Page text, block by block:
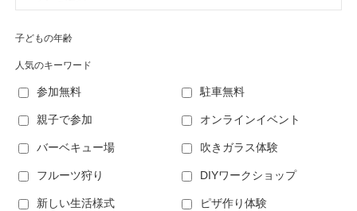
子どもの年齢
人気のキーワード
参加無料 駐車無料
親子で参加 オンラインイベント
バーベキュー場 吹きガラス体験
フルーツ狩り DIYワークショップ
新しい生活様式 ピザ作り体験